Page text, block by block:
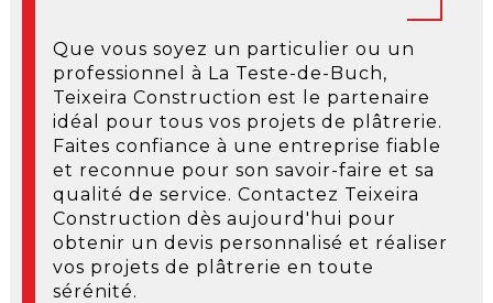
Que vous soyez un particulier ou un
professionnel à La Teste-de-Buch,
Teixeira Construction est le partenaire
idéal pour tous vos projets de plâtrerie.
Faites confiance à une entreprise fiable
et reconnue pour son savoir-faire et sa
qualité de service. Contactez Teixeira
Construction dès aujourd'hui pour
obtenir un devis personnalisé et réaliser
vos projets de plâtrerie en toute
sérénité.